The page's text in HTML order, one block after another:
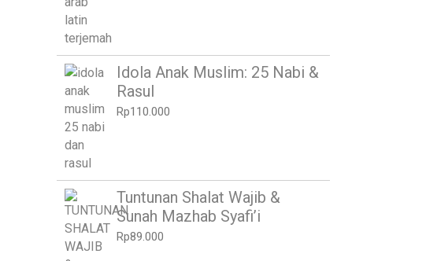
Idola Anak Muslim: 25 Nabi &
Rasul
Rp110.000
Tuntunan Shalat Wajib &
Sunah Mazhab Syafi’i
Rp89.000